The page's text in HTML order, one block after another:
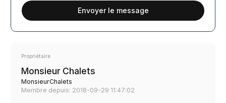
Propriétaire
Monsieur Chalets
MonsieurChalets
Membre depuis: 2018-09-29 11:47:02
Envoyer le message